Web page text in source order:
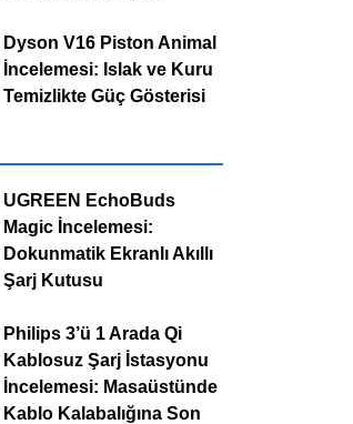
Dyson V16 Piston Animal
İncelemesi: Islak ve Kuru
Temizlikte Güç Gösterisi
UGREEN EchoBuds
Magic İncelemesi:
Dokunmatik Ekranlı Akıllı
Şarj Kutusu
Philips 3’ü 1 Arada Qi
Kablosuz Şarj İstasyonu
İncelemesi: Masaüstünde
Kablo Kalabalığına Son